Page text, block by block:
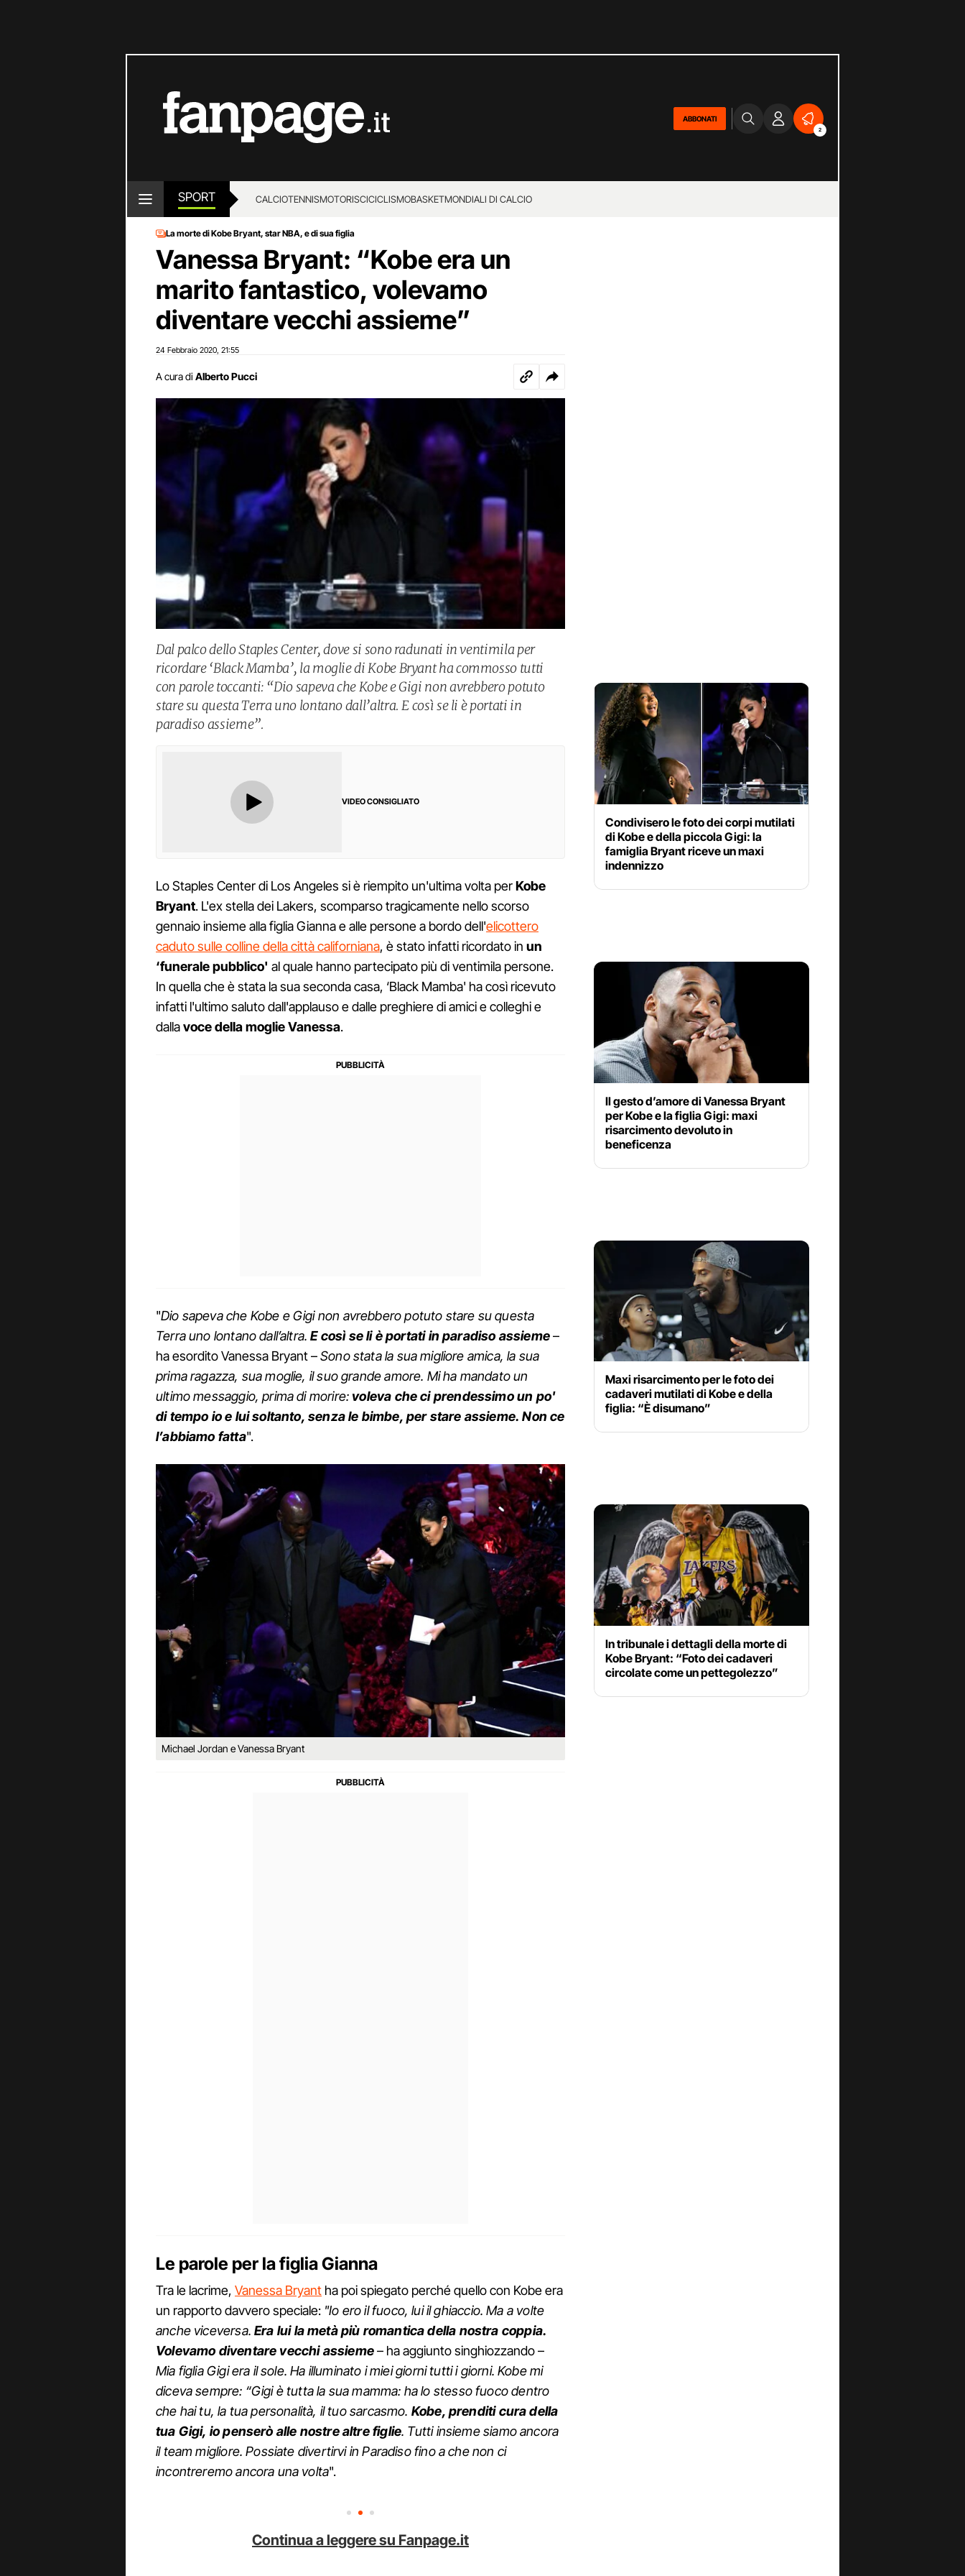
ABBONATI
2
SPORT CALCIOTENNISMOTORISCICICLISMOBASKETMONDIALI DI CALCIO
La morte di Kobe Bryant, star NBA, e di sua figlia
Vanessa Bryant: “Kobe era un
marito fantastico, volevamo
diventare vecchi assieme”
24 Febbraio 2020 21:55
A cura di Alberto Pucci
Dal palco dello Staples Center, dove si sono radunati in ventimila per
ricordare ‘Black Mamba’, la moglie di Kobe Bryant ha commosso tutti
con parole toccanti: “Dio sapeva che Kobe e Gigi non avrebbero potuto
stare su questa Terra uno lontano dall’altra. E così se li è portati in
paradiso assieme”.
VIDEO CONSIGLIATO
Lo Staples Center di Los Angeles si è riempito un'ultima volta perKobe
Bryant. L'ex stella dei Lakers, scomparso tragicamente nello scorso
gennaio insieme alla figlia Gianna e alle persone a bordo dell'elicottero
caduto sulle colline della città californiana, è stato infatti ricordato in un
‘funerale pubblico' al quale hanno partecipato più di ventimila persone.
In quella che è stata la sua seconda casa, ‘Black Mamba' ha così ricevuto
infatti l'ultimo saluto dall'applauso e dalle preghiere di amici e colleghi e
dallavoce della moglie Vanessa.
"Dio sapeva che Kobe e Gigi non avrebbero potuto stare su questa
Terra uno lontano dall’altra.E così se li è portati in paradiso assieme–
ha esordito Vanessa Bryant –Sono stata la sua migliore amica, la sua
prima ragazza, sua moglie, il suo grande amore. Mi ha mandato un
ultimo messaggio, prima di morire: voleva che ci prendessimo un po'
di tempo io e lui soltanto, senza le bimbe, per stare assieme. Non ce
l’abbiamo fatta".
Michael Jordan e Vanessa Bryant
Le parole per la figlia Gianna
Tra le lacrime, Vanessa Bryant ha poi spiegato perché quello con Kobe era
un rapporto davvero speciale: "Io ero il fuoco, lui il ghiaccio. Ma a volte
anche viceversa.Era lui la metà più romantica della nostra coppia.
Volevamo diventare vecchi assieme– ha aggiunto singhiozzando –
Mia figlia Gigi era il sole. Ha illuminato i miei giorni tutti i giorni. Kobe mi
diceva sempre: “Gigi è tutta la sua mamma: ha lo stesso fuoco dentro
che hai tu, la tua personalità, il tuo sarcasmo. Kobe, prenditi cura della
tua Gigi, io penserò alle nostre altre figlie. Tutti insieme siamo ancora
il team migliore. Possiate divertirvi in Paradiso fino a che non ci
incontreremo ancora una volta".
Continua a leggere su Fanpage.it
Condivisero le foto dei corpi mutilati
di Kobe e della piccola Gigi: la
famiglia Bryant riceve un maxi
indennizzo
Il gesto d’amore di Vanessa Bryant
per Kobe e la figlia Gigi: maxi
risarcimento devoluto in
beneficenza
Maxi risarcimento per le foto dei
cadaveri mutilati di Kobe e della
figlia: “È disumano”
In tribunale i dettagli della morte di
Kobe Bryant: “Foto dei cadaveri
circolate come un pettegolezzo”